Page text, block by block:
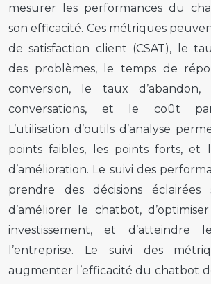
mesurer les performances du
son efficacité. Ces métriques
de satisfaction client (CSAT), le
des problèmes, le temps de
conversion, le taux
conversations, et le coût par
L’utilisation d’outils d’analyse
points faibles, les points forts, et
d’amélioration. Le suivi des
prendre des décisions
d’améliorer le chatbot,
investissement, et d’atteindre
l’entreprise. Le suivi des
augmenter l’efficacité du chatbot